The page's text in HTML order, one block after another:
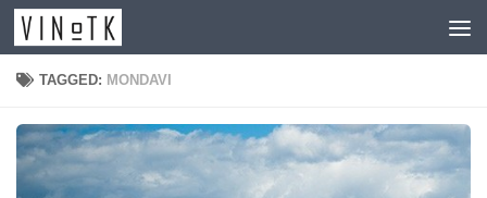
Skip to content
TAGGED: MONDAVI